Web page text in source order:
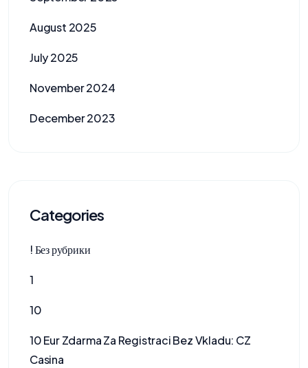
August 2025
July 2025
November 2024
December 2023
Categories
! Без рубрики
1
10
10 Eur Zdarma Za Registraci Bez Vkladu: CZ
Casina